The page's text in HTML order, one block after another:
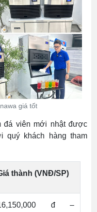
giá tốt
đá viên mới nhật được
quý khách hàng tham
thành (VNĐ/SP)
đ –